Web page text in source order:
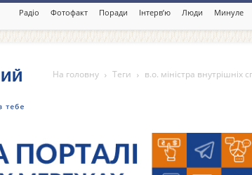
Радіо Фотофакт Поради Інтерв’ю Люди Минуле
На головну Теги в.о. міністра внутрішніх